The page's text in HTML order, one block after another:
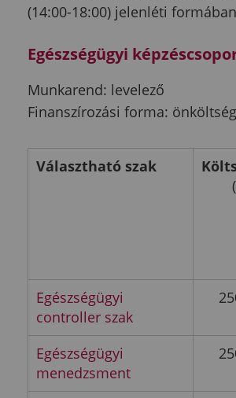
(14:00-18:00) jelenléti
Egészségügyi
Munkarend: levelező
Finanszírozási forma:
Választható szak
Egészségügyi
controller szak
Egészségügyi
menedzsment